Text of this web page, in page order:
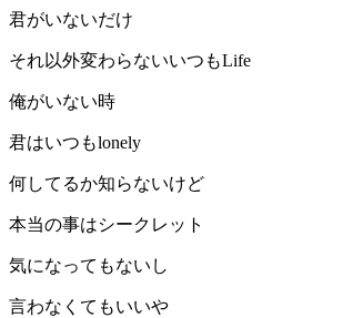
君がいないだけ
それ以外変わらないいつもLife
俺がいない時
君はいつもlonely
何してるか知らないけど
本当の事はシークレット
気になってもないし
言わなくてもいいや